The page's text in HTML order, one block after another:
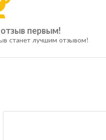
первым!
станет лучшим отзывом!